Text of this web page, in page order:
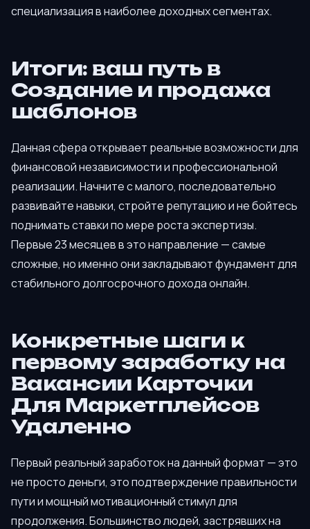
специализация в наиболее доходных сегментах.
Итоги: ваш путь в
Создание и продажа
шаблонов
Данная сфера открывает реальные возможности для
финансовой независимости и профессиональной
реализации. Начните с малого, последовательно
развивайте навыки, стройте репутацию и не бойтесь
поднимать ставки по мере роста экспертизы.
Первые 23 месяцев в это направление — самые
сложные, но именно они закладывают фундамент для
стабильного долгосрочного дохода онлайн.
Конкретные шаги к
первому заработку на
Вакансии Карточки
Для Маркетплейсов
Удаленно
Первый реальный заработок на данный формат — это
не просто деньги, это подтверждение правильности
пути и мощный мотивационный стимул для
продолжения. Большинство людей, застрявших на